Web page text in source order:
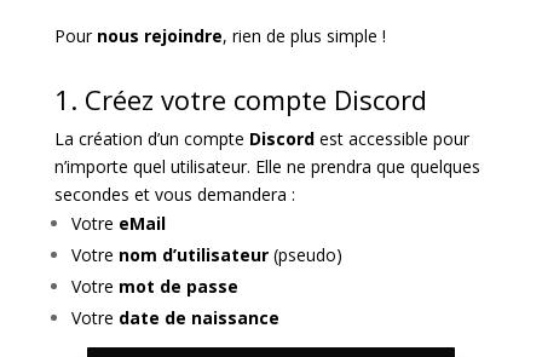
Pour nous rejoindre, rien de plus simple !
1. Créez votre compte Discord
La création d’un compte Discordest accessible pour
n’importe quel utilisateur. Elle ne prendra que quelques
secondes et vous demandera :
Votre eMail
Votre nom d’utilisateur(pseudo)
Votre mot de passe
Votre date de naissance